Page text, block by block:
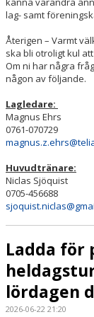
lag- samt
Återigen – Varmt
ska bli otroligt kul
Om ni har några
någon av följande.
Lagledare:
Magnus Ehrs
0761-070729
Huvudtränare:
Niclas Sjöquist
0705-456688
Ladda för
lördagen
2026-06-22 21:20